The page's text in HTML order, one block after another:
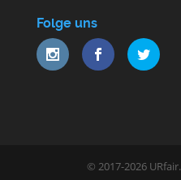
Folge uns
© 2017-2026